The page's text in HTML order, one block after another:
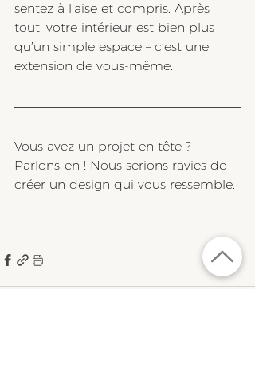
sentez à l’aise et compris. Après
tout, votre intérieur est bien plus
qu’un simple espace – c’est une
extension de vous-même.
Vous avez un projet en tête ?
Parlons-en ! Nous serions ravies de
créer un design qui vous ressemble.